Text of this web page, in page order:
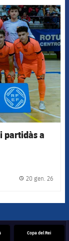
badge
partidàs a
20 gen. 26
Copa del Rei